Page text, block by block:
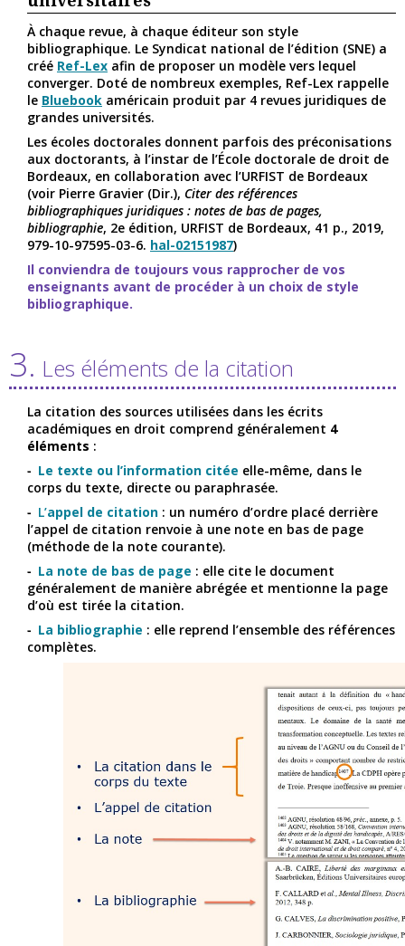
À chaque revue, à chaque éditeur son style
bibliographique. Le Syndicat national de l’édition (SNE) a
créé Ref-Lex afin de proposer un modèle vers lequel
converger. Doté de nombreux exemples, Ref-Lex rappelle
le Bluebook américain produit par 4 revues juridiques de
grandes universités.
Les écoles doctorales donnent parfois des préconisations
aux doctorants, à l’instar de l’École doctorale de droit de
Bordeaux, en collaboration avec l’URFIST de Bordeaux
(voir Pierre Gravier (Dir.), Citer des références
bibliographiques juridiques : notes de bas de pages,
bibliographie, 2e édition, URFIST de Bordeaux, 41 p., 2019,
979-10-97595-03-6. hal-02151987)
Il conviendra de toujours vous rapprocher de vos
enseignants avant de procéder à un choix de style
bibliographique.
3. Les éléments de la citation
La citation des sources utilisées dans les écrits
académiques en droit comprend généralement 4
éléments :
Le texte ou l’information citée elle-même, dans le
corps du texte, directe ou paraphrasée.
L’appel de citation : un numéro d’ordre placé derrière
l’appel de citation renvoie à une note en bas de page
(méthode de la note courante).
La note de bas de page : elle cite le document
généralement de manière abrégée et mentionne la page
d’où est tirée la citation.
La bibliographie : elle reprend l’ensemble des références
complètes.